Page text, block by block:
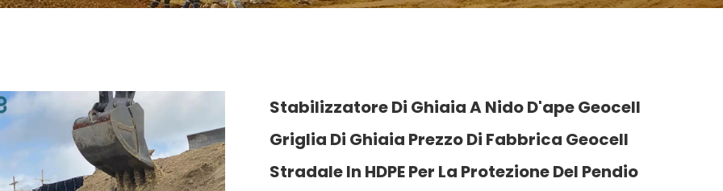
Stabilizzatore Di Ghiaia A Nido D'ape Geocell
Griglia Di Ghiaia Prezzo Di Fabbrica Geocell
Stradale In HDPE Per La Protezione Del Pendio